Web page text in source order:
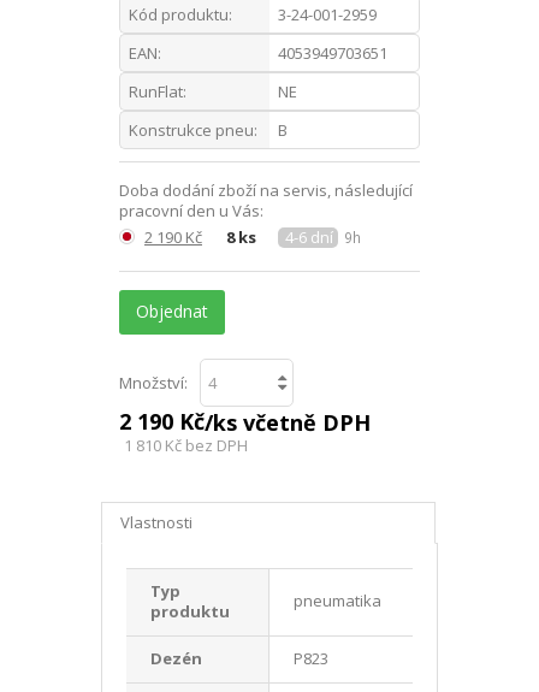
Kód produktu:
3-24-001-2959
EAN:
4053949703651
RunFlat:
NE
Konstrukce pneu:
B
Doba dodání zboží na servis, následující
pracovní den u Vás:
2 190 Kč
8 ks 4-6 dní 9h
Objednat
Množství:
2 190 Kč/ks včetně DPH
1 810 Kč bez DPH
Vlastnosti
Typ
produktu
pneumatika
Dezén P823